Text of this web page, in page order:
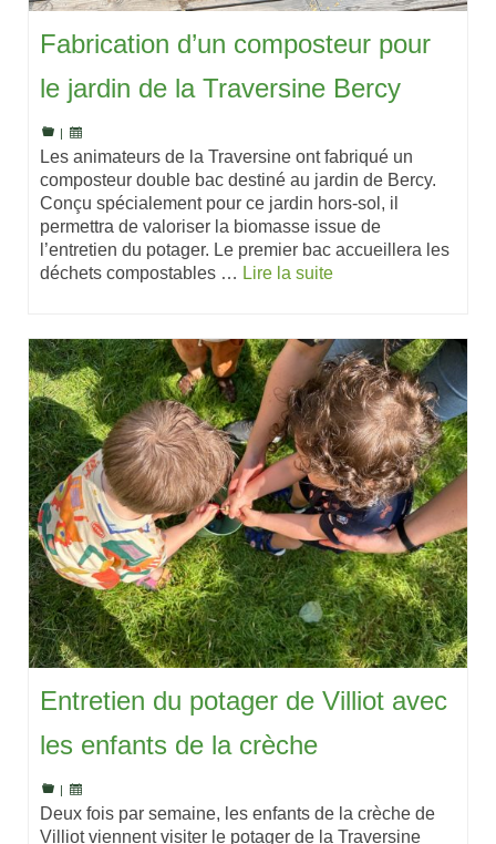
Fabrication d’un composteur pour
le jardin de la Traversine Bercy
Les animateurs de la Traversine ont fabriqué un
composteur double bac destiné au jardin de Bercy.
Conçu spécialement pour ce jardin hors-sol, il
permettra de valoriser la biomasse issue de
l’entretien du potager. Le premier bac accueillera les
déchets compostables … Lire la suite
Entretien du potager de Villiot avec
les enfants de la crèche
Deux fois par semaine, les enfants de la crèche de
Villiot viennent visiter le potager de la Traversine